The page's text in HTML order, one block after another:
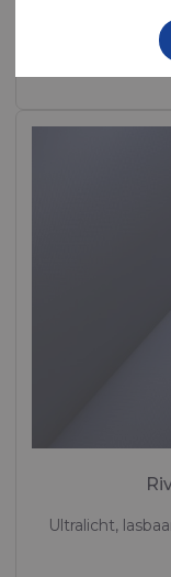
Polyamide
Ultralicht,